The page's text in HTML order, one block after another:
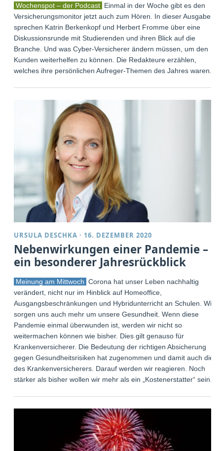
Wochenspot – der Podcast Einmal in der Woche gibt es den
Versicherungsmonitor jetzt auch zum Hören. In dieser Ausgabe
sprechen Katrin Berkenkopf und Herbert Fromme über eine
Diskussionsrunde mit Studierenden und ihren Blick auf die
Branche. Und was Cyber-Versicherer ändern müssen, um den
Kunden weiterhelfen zu können. Die Redakteure erzählen,
welches ihre persönlichen Aufreger-Themen des Jahres waren.
URSULA DESCHKA · 16. DEZEMBER 2020
Nebenwirkungen einer Pandemie –
ein besonderer Jahresrückblick
Meinung am Mittwoch Corona hat unser Leben nachhaltig
verändert, nicht nur im Hinblick auf Homeoffice,
Ausgangsbeschränkungen und Hybridunterricht an Schulen. Wir
sorgen uns auch mehr um unsere Gesundheit. Wenn diese
Pandemie einmal überwunden ist, werden wir nicht so
weitermachen können wie bisher. Dies gilt genauso für
Krankenversicherer. Die Bedeutung der richtigen Absicherung
gegen Gesundheitsrisiken hat zugenommen und damit auch die
des Krankenversicherers. Darauf werden wir reagieren. Noch
stärker als bisher wollen wir mehr als ein „Kostenerstatter“ sein.